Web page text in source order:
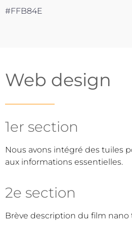
#FFB84E
Web design
1er section
Nous avons intégré des tuiles
aux informations essentielles.
2e section
Brève description du film